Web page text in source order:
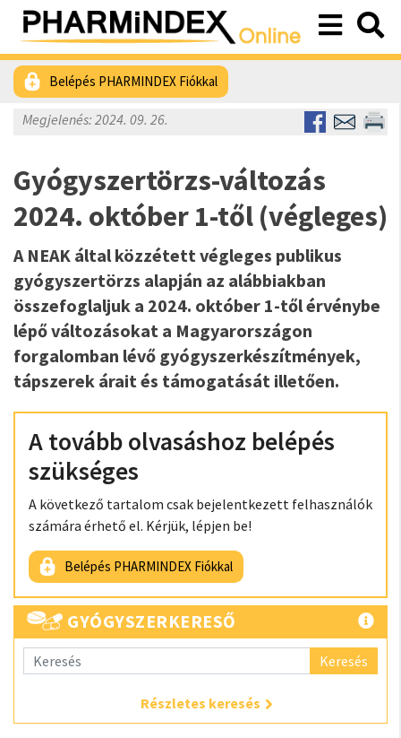
Belépés PHARMINDEX Fiókkal
Megjelenés: 2024. 09. 26.
Gyógyszertörzs-változás
2024. október 1-től (végleges)
A NEAK által közzétett végleges publikus
gyógyszertörzs alapján az alábbiakban
összefoglaljuk a 2024. október 1-től érvénybe
lépő változásokat a Magyarországon
forgalomban lévő gyógyszerkészítmények,
tápszerek árait és támogatását illetően.
A tovább olvasáshoz belépés
szükséges
A következő tartalom csak bejelentkezett felhasználók
számára érhető el. Kérjük, lépjen be!
Belépés PHARMINDEX Fiókkal
GYÓGYSZERKERESŐ
Keresés
Részletes keresés